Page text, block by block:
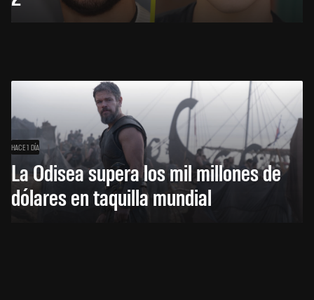
HACE 1 DÍA
La Odisea supera los mil millones de
dólares en taquilla mundial